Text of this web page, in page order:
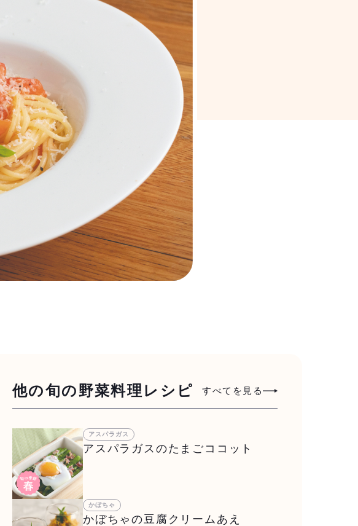
他の旬の野菜料理レシピ すべてを見る
アスパラガス
アスパラガスのたまごココット
かぼちゃ
かぼちゃの豆腐クリームあえ